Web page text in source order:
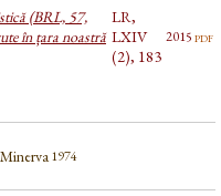
(BRL, 57,
în țara noastră
LR,
LXIV
(2), 183
2015pdf
Minerva1974